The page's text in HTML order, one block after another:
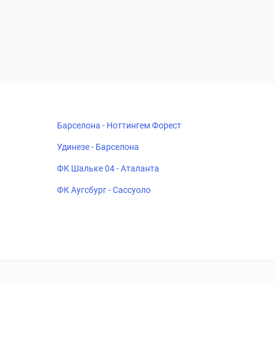
Барселона - Ноттингем Форест
Удинезе - Барселона
ФК Шальке 04 - Аталанта
ФК Аугсбург - Сассуоло